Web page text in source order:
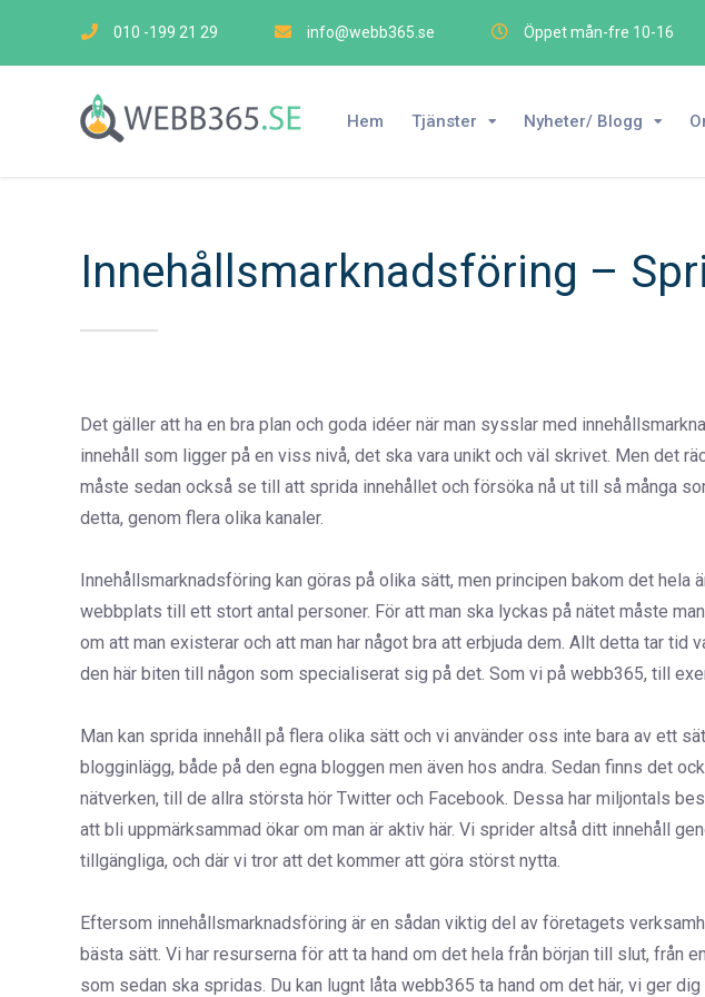
010 -199 21 29 info@webb365.se Öppet mån-fre 10-16
Hem Tjänster Nyheter/ Blogg
Innehållsmarknadsföring –
Det gäller att ha en bra plan och goda idéer när man sysslar med
innehåll som ligger på en viss nivå, det ska vara unikt och väl skrivet. Men det
måste sedan också se till att sprida innehållet och försöka nå ut till så många
detta, genom flera olika kanaler.
Innehållsmarknadsföring kan göras på olika sätt, men principen bakom det hela
webbplats till ett stort antal personer. För att man ska lyckas på nätet måste
om att man existerar och att man har något bra att erbjuda dem. Allt detta tar tid
den här biten till någon som specialiserat sig på det. Som vi på webb365, till
Man kan sprida innehåll på flera olika sätt och vi använder oss inte bara av ett
blogginlägg, både på den egna bloggen men även hos andra. Sedan finns det
nätverken, till de allra största hör Twitter och Facebook. Dessa har miljontals
att bli uppmärksammad ökar om man är aktiv här. Vi sprider altså ditt innehåll
tillgängliga, och där vi tror att det kommer att göra störst nytta.
Eftersom innehållsmarknadsföring är en sådan viktig del av företagets
bästa sätt. Vi har resurserna för att ta hand om det hela från början till slut, från
som sedan ska spridas. Du kan lugnt låta webb365 ta hand om det här, vi ger